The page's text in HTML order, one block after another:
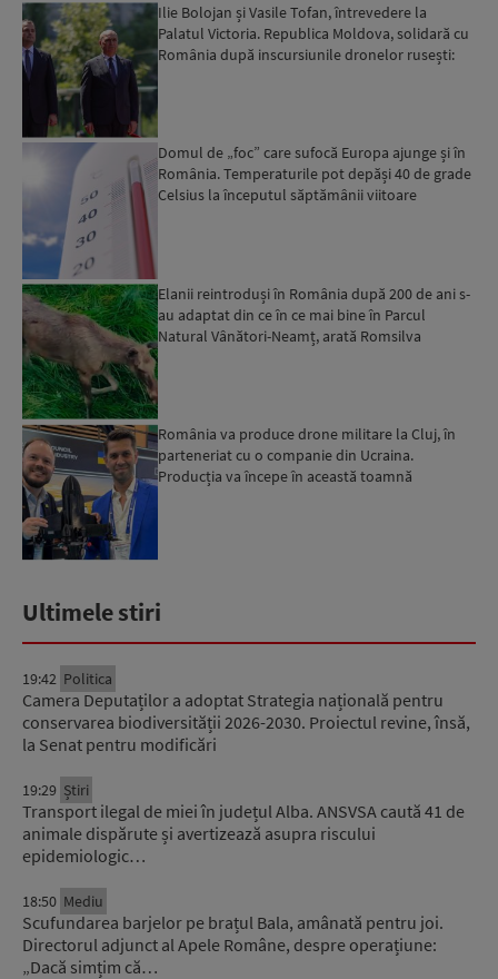
Ilie Bolojan și Vasile Tofan, întrevedere la
Palatul Victoria. Republica Moldova, solidară cu
România după inscursiunile dronelor rusești:
Domul de „foc” care sufocă Europa ajunge și în
România. Temperaturile pot depăși 40 de grade
Celsius la începutul săptămânii viitoare
Elanii reintroduși în România după 200 de ani s-
au adaptat din ce în ce mai bine în Parcul
Natural Vânători-Neamț, arată Romsilva
România va produce drone militare la Cluj, în
parteneriat cu o companie din Ucraina.
Producția va începe în această toamnă
Ultimele stiri
19:42 Politica
Camera Deputaților a adoptat Strategia națională pentru
conservarea biodiversității 2026-2030. Proiectul revine, însă,
la Senat pentru modificări
19:29 Știri
Transport ilegal de miei în județul Alba. ANSVSA caută 41 de
animale dispărute și avertizează asupra riscului
epidemiologic…
18:50 Mediu
Scufundarea barjelor pe brațul Bala, amânată pentru joi.
Directorul adjunct al Apele Române, despre operațiune:
„Dacă simțim că…